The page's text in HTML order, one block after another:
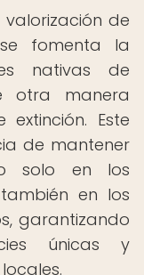
de
fomenta la
nativas de
otra manera
Este
de mantener
solo en los
en los
garantizando
únicas y